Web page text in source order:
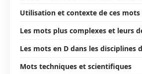
Utilisation et contexte de ces
Les mots plus complexes et leurs
Les mots en D dans les disciplines
Mots techniques et scientifiques